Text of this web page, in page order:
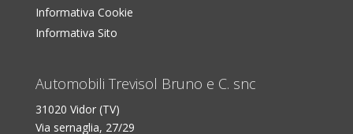
Informativa Cookie
Informativa Sito
Automobili Trevisol Bruno e C. snc
31020 Vidor (TV)
Via sernaglia, 27/29